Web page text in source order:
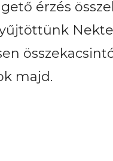
érzés
majd.